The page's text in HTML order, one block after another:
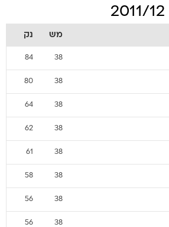
מש נק
38
84
38
80
38
64
38
62
38
61
38
58
38
56
38
56